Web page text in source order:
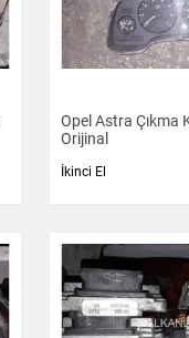
Opel Astra Çıkma
Orijinal
İkinci El